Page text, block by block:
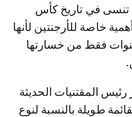
تنسى في تاريخ كأس
خاصة للأرجنتين لأنها
فقط من خسارتها
المقتنيات الحديثة
طويلة بالنسبة لنوع